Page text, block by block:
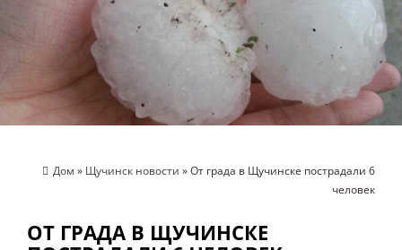
Дом » Щучинск новости » От града в Щучинске пострадали 6
человек
ОТ ГРАДА В ЩУЧИНСКЕ